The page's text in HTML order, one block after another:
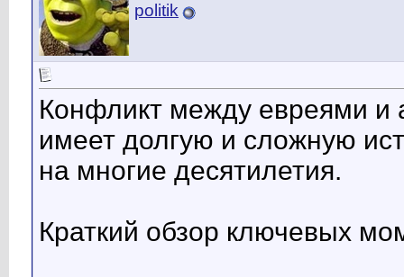
politik
Конфликт между евреями и
имеет долгую и сложную
на многие десятилетия.
Краткий обзор ключевых